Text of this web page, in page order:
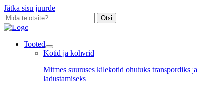
Jätka sisu juurde
Otsi
Tooted
Kotid ja kohvrid
Mitmes suuruses kilekotid ohutuks transpordiks ja
ladustamiseks